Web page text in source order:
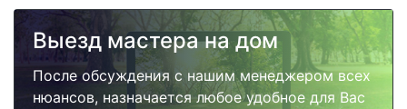
Выезд мастера на дом
После обсуждения с нашим менеджером всех
нюансов, назначается любое удобное для Вас